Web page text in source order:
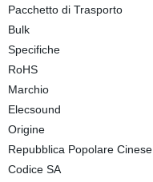
Pacchetto di Trasporto
Bulk
Specifiche
RoHS
Marchio
Elecsound
Origine
Repubblica Popolare Cinese
Codice SA